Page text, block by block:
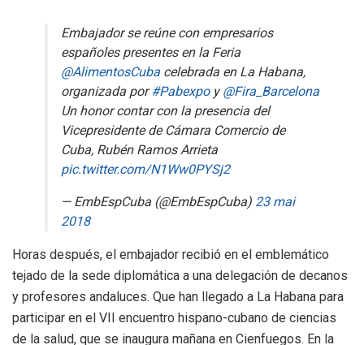
Embajador se reúne con empresarios
españoles presentes en la Feria
@AlimentosCuba celebrada en La Habana,
organizada por#Pabexpoy@Fira_Barcelona
Un honor contar con la presencia del
Vicepresidente de Cámara Comercio de
Cuba, Rubén Ramos Arrieta
pic.twitter.com/N1Ww0PYSj2
— EmbEspCuba (@EmbEspCuba) 23 mai
2018
Horas después, el embajador recibió en el emblemático
tejado de la sede diplomática a una delegación de decanos
y profesores andaluces. Que han llegado a La Habana para
participar en el VII encuentro hispano-cubano de ciencias
de la salud, que se inaugura mañana en Cienfuegos. En la